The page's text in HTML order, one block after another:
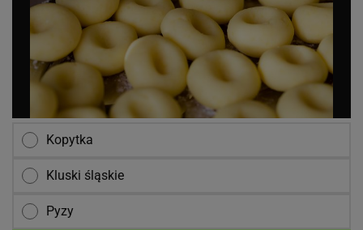
Kopytka
Kluski śląskie
Pyzy